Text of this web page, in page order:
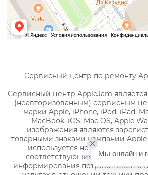
Сервисный центр по ремонту
Сервисный центр AppleJam
(неавторизованным) сервисным
марки Apple, iPhone, iPod, iPad,
MacBook, iOS, Mac OS, Apple
изображения являются
товарными знаками компании
используется не с целью
соответствующих услуг по
информирования потребителей о
Мы онлайн и